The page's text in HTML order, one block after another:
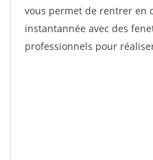
vous permet de rentrer en
instantannée avec des
professionnels pour